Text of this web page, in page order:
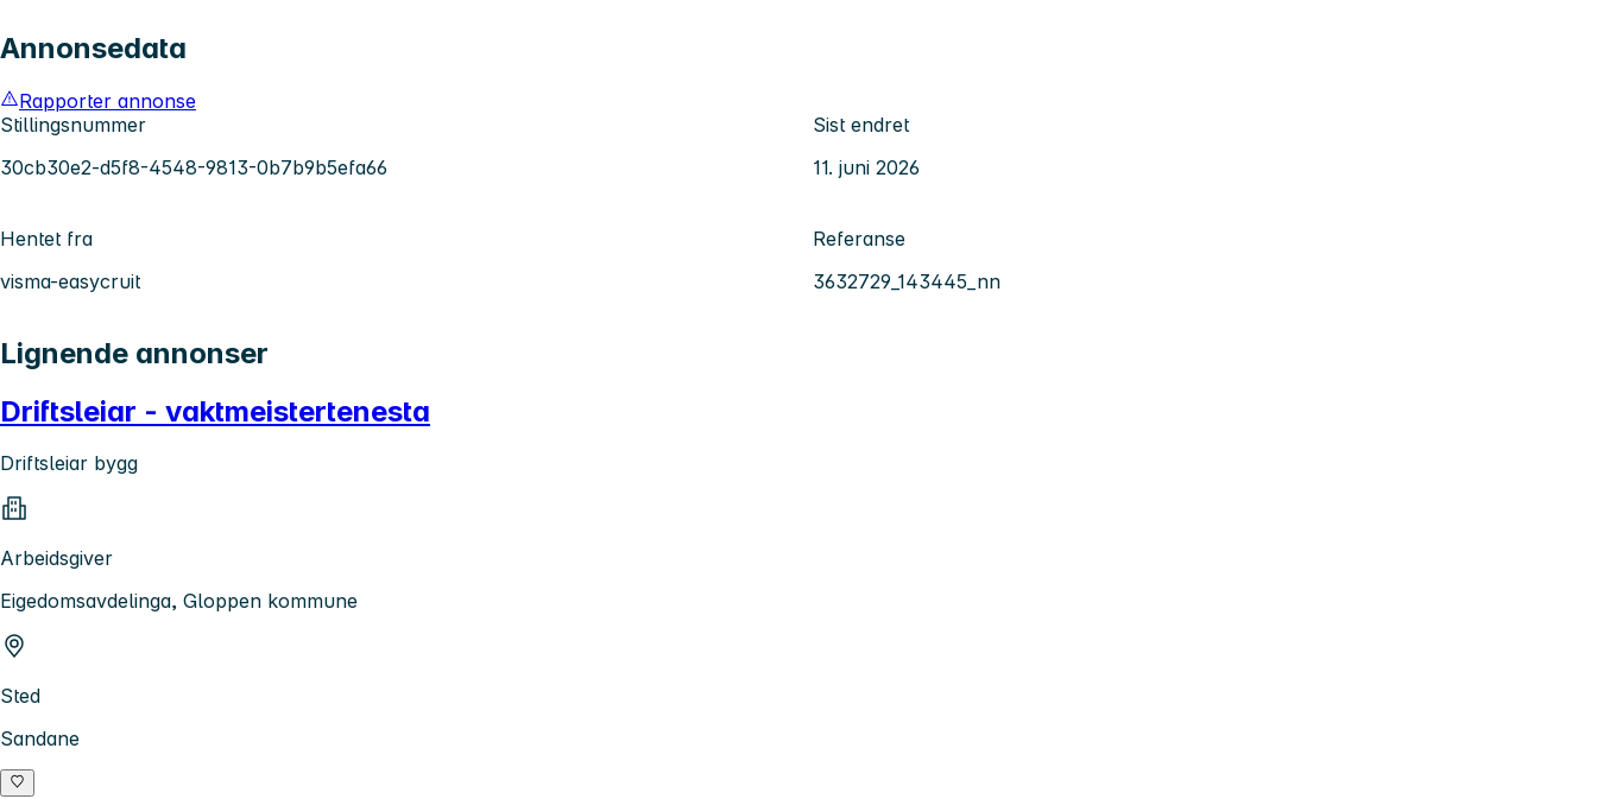
Annonsedata
Rapporter annonse
Stillingsnummer
30cb30e2-d5f8-4548-9813-0b7b9b5efa66
Sist endret
11. juni 2026
Hentet fra
visma-easycruit
Referanse
3632729_143445_nn
Lignende annonser
Driftsleiar - vaktmeistertenesta
Driftsleiar bygg
Arbeidsgiver
Eigedomsavdelinga, Gloppen kommune
Sted
Sandane